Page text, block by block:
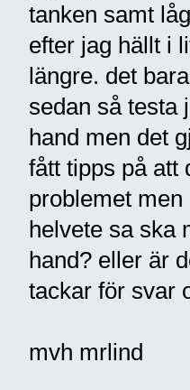
tanken samt
efter jag hällt i
längre. det
sedan så testa
hand men det
fått tipps på att
problemet
helvete sa ska
hand? eller är
tackar för svar
mvh mrlind